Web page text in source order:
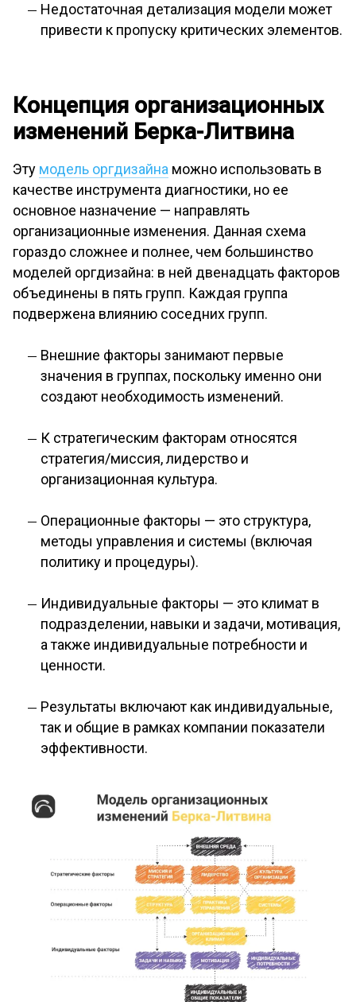
Недостаточная детализация модели может
привести к пропуску критических элементов.
Концепция организационных
изменений Берка-Литвина
Эту модель оргдизайна можно использовать в
качестве инструмента диагностики, но ее
основное назначение — направлять
организационные изменения. Данная схема
гораздо сложнее и полнее, чем большинство
моделей оргдизайна: в ней двенадцать факторов
объединены в пять групп. Каждая группа
подвержена влиянию соседних групп.
Внешние факторы занимают первые
значения в группах, поскольку именно они
создают необходимость изменений.
К стратегическим факторам относятся
стратегия/миссия, лидерство и
организационная культура.
Операционные факторы — это структура,
методы управления и системы (включая
политику и процедуры).
Индивидуальные факторы — это климат в
подразделении, навыки и задачи, мотивация,
а также индивидуальные потребности и
ценности.
Результаты включают как индивидуальные,
так и общие в рамках компании показатели
эффективности.